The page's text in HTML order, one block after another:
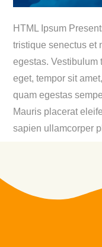
HTML Ipsum
tristique senectus et
egestas. Vestibulum
eget, tempor sit
quam egestas
Mauris placerat
sapien ullamcorper